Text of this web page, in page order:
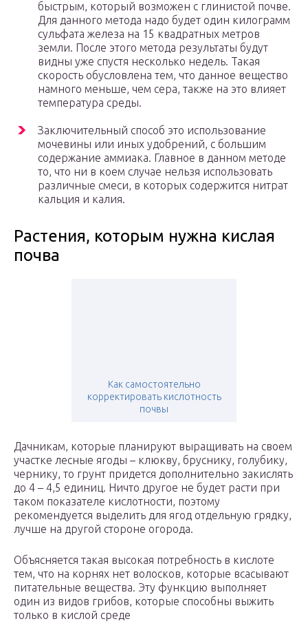
быстрым, который возможен с глинистой почве.
Для данного метода надо будет один килограмм
сульфата железа на 15 квадратных метров
земли. После этого метода результаты будут
видны уже спустя несколько недель. Такая
скорость обусловлена тем, что данное вещество
намного меньше, чем сера, также на это влияет
температура среды.
Заключительный способ это использование
мочевины или иных удобрений, с большим
содержание аммиака. Главное в данном методе
то, что ни в коем случае нельзя использовать
различные смеси, в которых содержится нитрат
кальция и калия.
Растения, которым нужна кислая
почва
Как самостоятельно
корректировать кислотность
почвы
Дачникам, которые планируют выращивать на своем
участке лесные ягоды – клюкву, бруснику, голубику,
чернику, то грунт придется дополнительно закислять
до 4 – 4,5 единиц. Ничто другое не будет расти при
таком показателе кислотности, поэтому
рекомендуется выделить для ягод отдельную грядку,
лучше на другой стороне огорода.
Объясняется такая высокая потребность в кислоте
тем, что на корнях нет волосков, которые всасывают
питательные вещества. Эту функцию выполняет
один из видов грибов, которые способны выжить
только в кислой среде